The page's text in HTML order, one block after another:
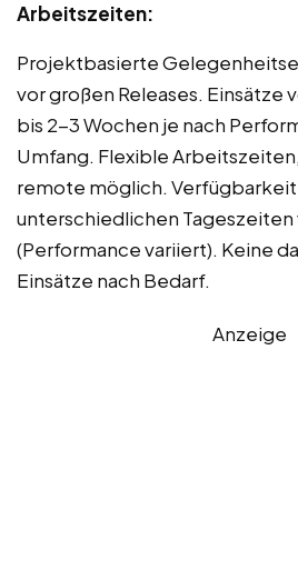
Arbeitszeiten:
Projektbasierte
vor großen Releases. Einsätze
bis 2-3 Wochen je nach
Umfang. Flexible
remote möglich. Verfügbarkeit
unterschiedlichen Tageszeiten
(Performance variiert). Keine
Einsätze nach Bedarf.
Anzeige